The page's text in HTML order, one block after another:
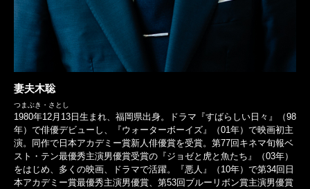
妻夫木聡
つまぶき・さとし
1980年12月13日生まれ、福岡県出身。ドラマ『すばらしい日々』（98
年）で俳優デビューし、『ウォーターボーイズ』（01年）で映画初主
演。同作で日本アカデミー賞新人俳優賞を受賞。第77回キネマ旬報ベ
スト・テン最優秀主演男優賞受賞の『ジョゼと虎と魚たち』（03年）
をはじめ、多くの映画、ドラマで活躍。『悪人』（10年）で第34回日
本アカデミー賞最優秀主演男優賞、第53回ブルーリボン賞主演男優賞